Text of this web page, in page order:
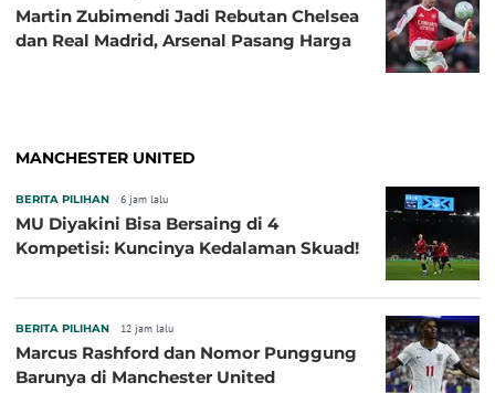
Martin Zubimendi Jadi Rebutan Chelsea
dan Real Madrid, Arsenal Pasang Harga
MANCHESTER UNITED
BERITA PILIHAN 6 jam lalu
MU Diyakini Bisa Bersaing di 4
Kompetisi: Kuncinya Kedalaman Skuad!
BERITA PILIHAN 12 jam lalu
Marcus Rashford dan Nomor Punggung
Barunya di Manchester United